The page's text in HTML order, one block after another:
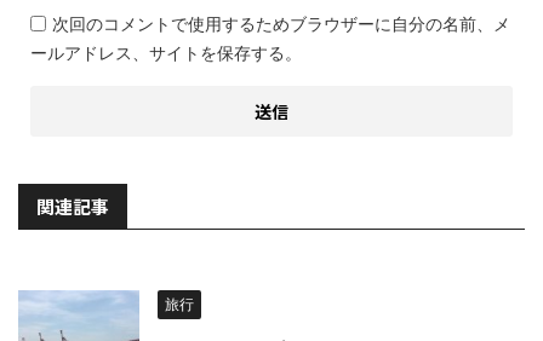
次回のコメントで使用するためブラウザーに自分の名前、メ
ールアドレス、サイトを保存する。
関連記事
旅行